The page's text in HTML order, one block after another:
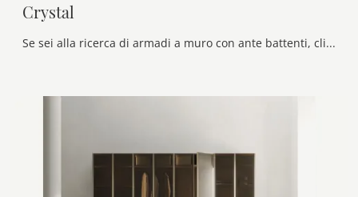
Crystal
Se sei alla ricerca di armadi a muro con ante battenti, clicca e scopri l'armadio Crystal di Novamobili in vetro.